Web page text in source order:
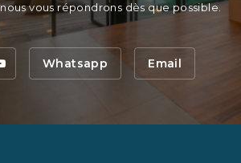
vous répondrons dès que possible.
Whatsapp Email